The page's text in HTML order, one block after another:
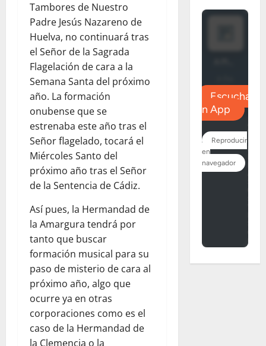
Tambores de Nuestro
Padre Jesús Nazareno de
Huelva, no continuará tras
el Señor de la Sagrada
Flagelación de cara a la
Semana Santa del próximo
año. La formación
onubense que se
estrenaba este año tras el
Señor flagelado, tocará el
Miércoles Santo del
próximo año tras el Señor
de la Sentencia de Cádiz.
Así pues, la Hermandad de
la Amargura tendrá por
tanto que buscar
formación musical para su
paso de misterio de cara al
próximo año, algo que
ocurre ya en otras
corporaciones como es el
caso de la Hermandad de
la Clemencia o la